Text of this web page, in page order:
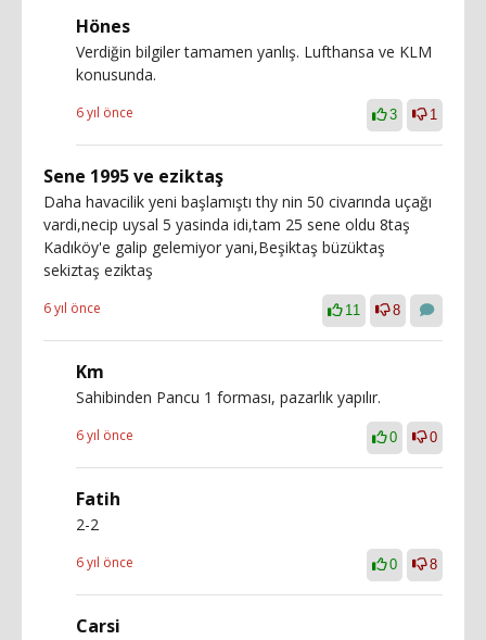
Hönes
Verdiğin bilgiler tamamen yanlış. Lufthansa ve KLM
konusunda.
6 yıl önce 3 1
Sene 1995 ve eziktaş
Daha havacilik yeni başlamıştı thy nin 50 civarında uçağı
vardi,necip uysal 5 yasinda idi,tam 25 sene oldu 8taş
Kadıköy'e galip gelemiyor yani,Beşiktaş büzüktaş
sekiztaş eziktaş
6 yıl önce 11 8
Km
Sahibinden Pancu 1 forması, pazarlık yapılır.
6 yıl önce 0 0
Fatih
2-2
6 yıl önce 0 8
Carsi